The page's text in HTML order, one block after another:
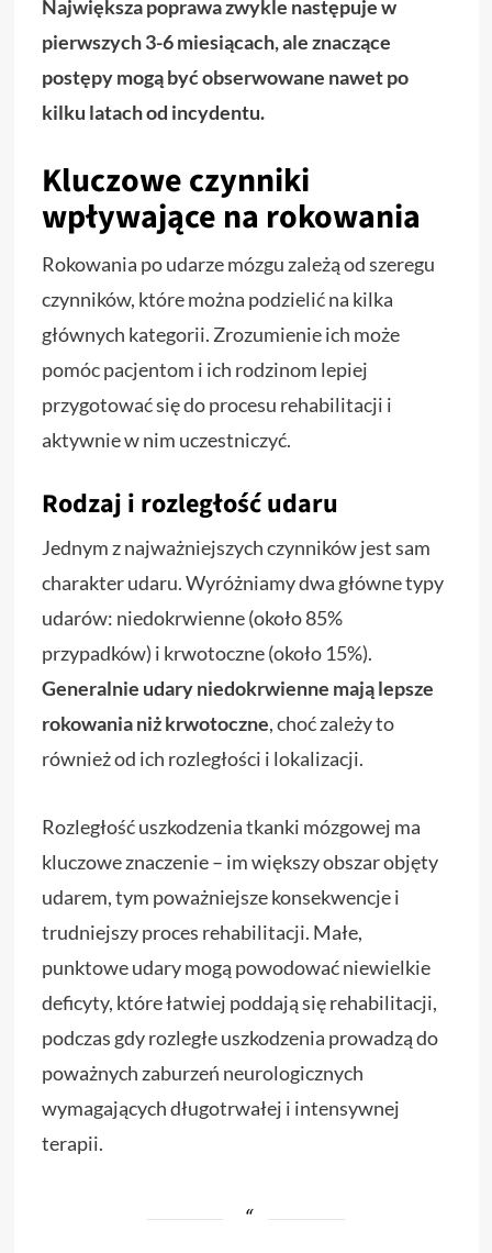
Największa poprawa zwykle następuje w
pierwszych 3-6 miesiącach, ale znaczące
postępy mogą być obserwowane nawet po
kilku latach od incydentu.
Kluczowe czynniki
wpływające na rokowania
Rokowania po udarze mózgu zależą od szeregu
czynników, które można podzielić na kilka
głównych kategorii. Zrozumienie ich może
pomóc pacjentom i ich rodzinom lepiej
przygotować się do procesu rehabilitacji i
aktywnie w nim uczestniczyć.
Rodzaj i rozległość udaru
Jednym z najważniejszych czynników jest sam
charakter udaru. Wyróżniamy dwa główne typy
udarów: niedokrwienne (około 85%
przypadków) i krwotoczne (około 15%).
Generalnie udary niedokrwienne mają lepsze
rokowania niż krwotoczne, choć zależy to
również od ich rozległości i lokalizacji.
Rozległość uszkodzenia tkanki mózgowej ma
kluczowe znaczenie – im większy obszar objęty
udarem, tym poważniejsze konsekwencje i
trudniejszy proces rehabilitacji. Małe,
punktowe udary mogą powodować niewielkie
deficyty, które łatwiej poddają się rehabilitacji,
podczas gdy rozległe uszkodzenia prowadzą do
poważnych zaburzeń neurologicznych
wymagających długotrwałej i intensywnej
terapii.